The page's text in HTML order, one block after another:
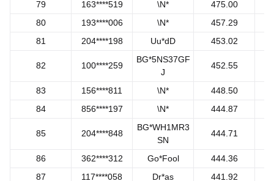
79
163****519 \N*
475.00
80
193****006 \N*
457.29
81
204****198 Uu*dD 453.02
82 100****259
BG*5NS37GF
J
452.55
83 156****811 \N*
448.50
84
856****197 \N* 444.87
85 204****848
BG*WH1MR3
SN
444.71
86 362****312 Go*Fool
444.36
87
117****058 Dr*as
441.92